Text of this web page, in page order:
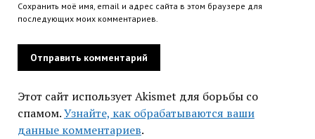
Сохранить моё имя, email и адрес сайта в этом браузере для
последующих моих комментариев.
Этот сайт использует Akismet для борьбы со
спамом.Узнайте, как обрабатываются ваши
данные комментариев.